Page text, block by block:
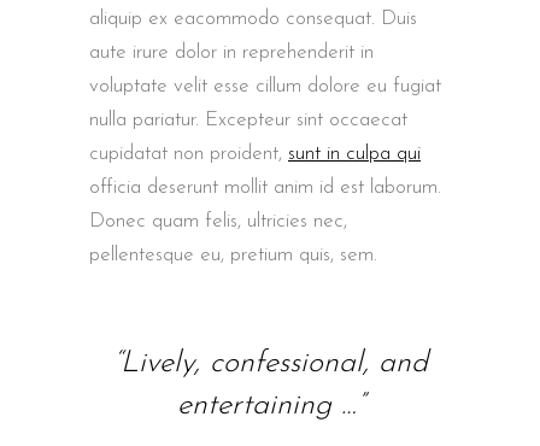
aliquip ex eacommodo consequat. Duis
aute irure dolor in reprehenderit in
voluptate velit esse cillum dolore eu fugiat
nulla pariatur. Excepteur sint occaecat
cupidatat non proident, sunt in culpa qui
officia deserunt mollit anim id est laborum.
Donec quam felis, ultricies nec,
pellentesque eu, pretium quis, sem.
“Lively, confessional, and
entertaining …”